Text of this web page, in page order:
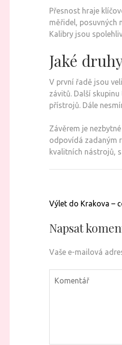
Přesnost hraje
měřidel, posuvných
Kalibry jsou
Jaké
V první řadě jsou
závitů. Další
přístrojů. Dále
Závěrem je
odpovídá zadaným
kvalitních nástrojů,
Navigace
příspěvek
Výlet do Krakova –
Napsat
Vaše e-mailová